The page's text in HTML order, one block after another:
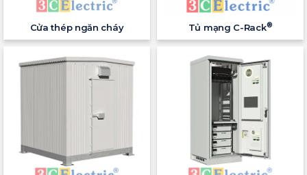
Cửa thép ngăn cháy Tủ mạng C-Rack®